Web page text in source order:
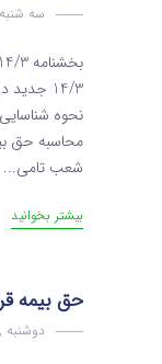
سه شنبه , 21 آبان
14/3
محاسبه حق
شعب تامی...
بیشتر بخوانید
حق بیمه
دوشنبه , 06 آبان 1398